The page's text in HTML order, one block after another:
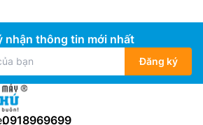
nhận thông tin mới nhất
Đăng ký
0918969699